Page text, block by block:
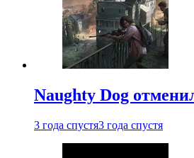
Naughty Dog
3 года спустя3 года спустя